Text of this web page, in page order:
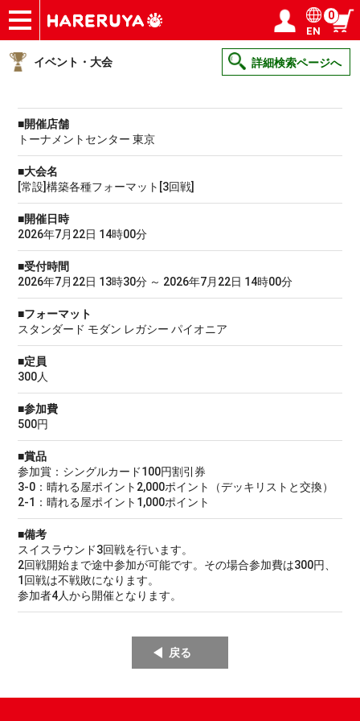
ショップ
買取
記事
デッキ検索
デッキ構築
選手一覧
店舗一覧
イベント
ヘルプ
お問い合わせ ログイン／会員登録
EN
0
イベント・大会 詳細検索ページへ
■開催店舗
トーナメントセンター 東京
■大会名
[常設]構築各種フォーマット[3回戦]
■開催日時
2026年7月22日 14時00分
■受付時間
2026年7月22日 13時30分 ～ 2026年7月22日 14時00分
■フォーマット
スタンダード モダン レガシー パイオニア
■定員
300人
■参加費
500円
■賞品
参加賞：シングルカード100円割引券
3-0：晴れる屋ポイント2,000ポイント（デッキリストと交換）
2-1：晴れる屋ポイント1,000ポイント
■備考
スイスラウンド3回戦を行います。
2回戦開始まで途中参加が可能です。その場合参加費は300円、
1回戦は不戦敗になります。
参加者4人から開催となります。
戻る